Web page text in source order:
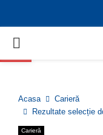
Deschide bara de unelte
PRIMARY
Acasa
Carieră
Rezultate selecție
Carieră